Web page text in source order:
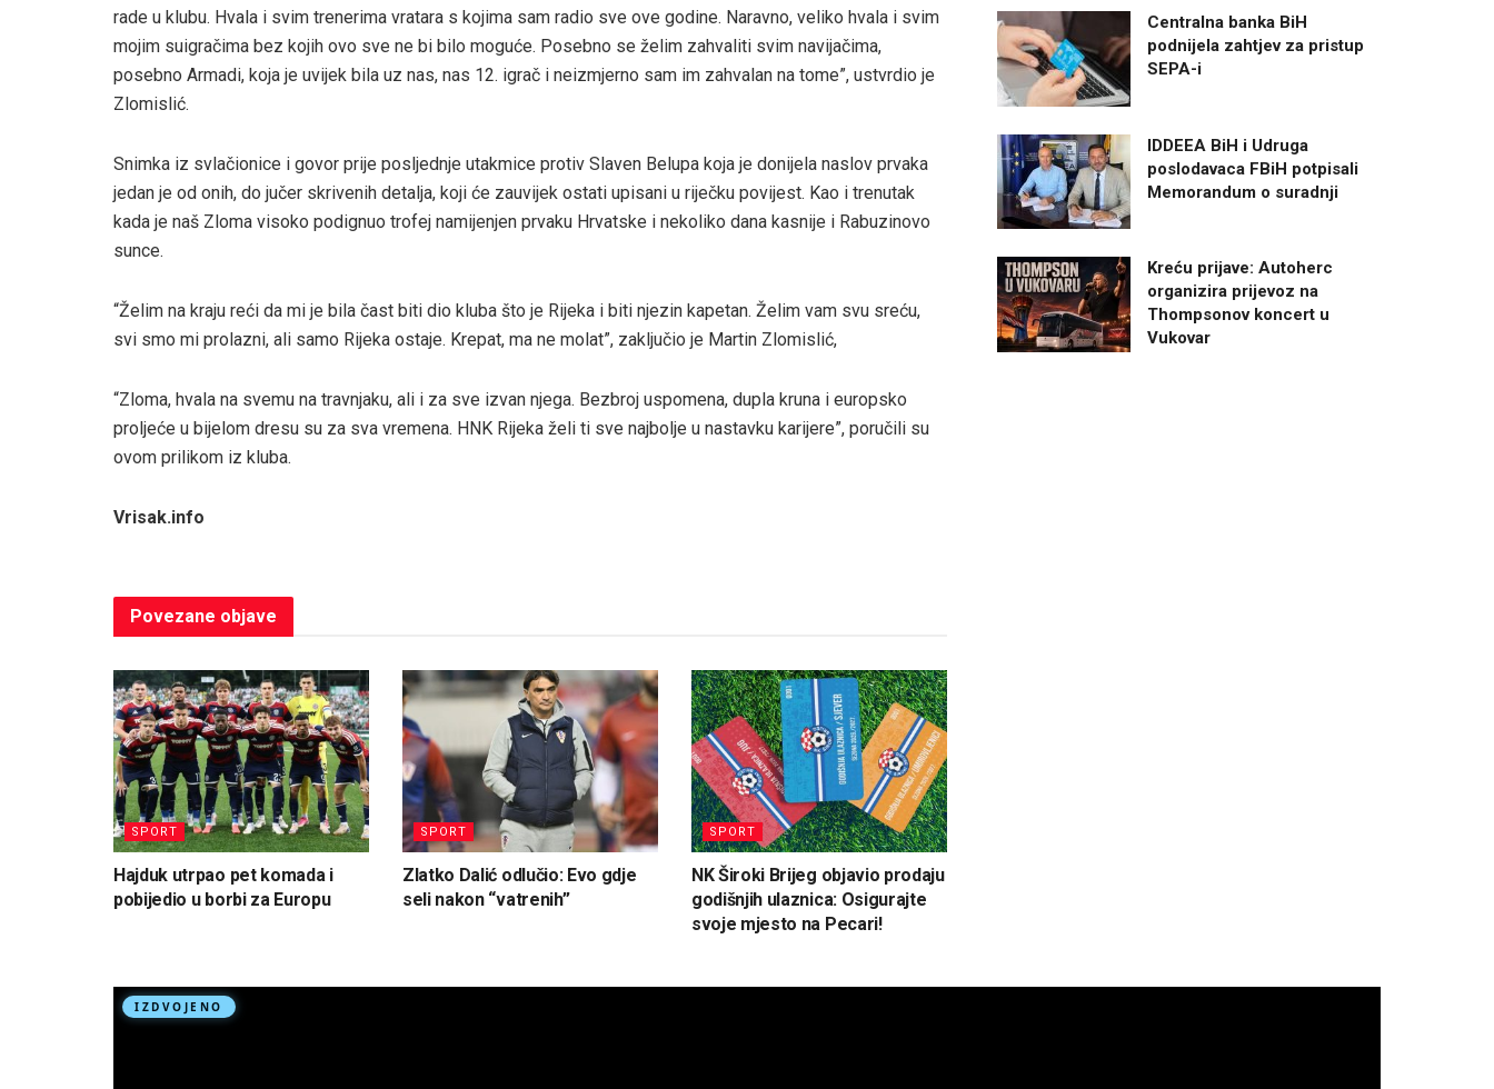
rade u klubu. Hvala i svim trenerima vratara s kojima sam radio sve ove godine. Naravno, veliko hvala i svim
mojim suigračima bez kojih ovo sve ne bi bilo moguće. Posebno se želim zahvaliti svim navijačima,
posebno Armadi, koja je uvijek bila uz nas, nas 12. igrač i neizmjerno sam im zahvalan na tome”, ustvrdio je
Zlomislić.
Snimka iz svlačionice i govor prije posljednje utakmice protiv Slaven Belupa koja je donijela naslov prvaka
jedan je od onih, do jučer skrivenih detalja, koji će zauvijek ostati upisani u riječku povijest. Kao i trenutak
kada je naš Zloma visoko podignuo trofej namijenjen prvaku Hrvatske i nekoliko dana kasnije i Rabuzinovo
sunce.
“Želim na kraju reći da mi je bila čast biti dio kluba što je Rijeka i biti njezin kapetan. Želim vam svu sreću,
svi smo mi prolazni, ali samo Rijeka ostaje. Krepat, ma ne molat”, zaključio je Martin Zlomislić,
“Zloma, hvala na svemu na travnjaku, ali i za sve izvan njega. Bezbroj uspomena, dupla kruna i europsko
proljeće u bijelom dresu su za sva vremena. HNK Rijeka želi ti sve najbolje u nastavku karijere”, poručili su
ovom prilikom iz kluba.
Vrisak.info
Povezane objave
SPORT
Hajduk utrpao pet komada i
pobijedio u borbi za Europu
SPORT
Zlatko Dalić odlučio: Evo gdje
seli nakon “vatrenih”
SPORT
NK Široki Brijeg objavio prodaju
godišnjih ulaznica: Osigurajte
svoje mjesto na Pecari!
Centralna banka BiH
podnijela zahtjev za pristup
SEPA-i
IDDEEA BiH i Udruga
poslodavaca FBiH potpisali
Memorandum o suradnji
Kreću prijave: Autoherc
organizira prijevoz na
Thompsonov koncert u
Vukovar